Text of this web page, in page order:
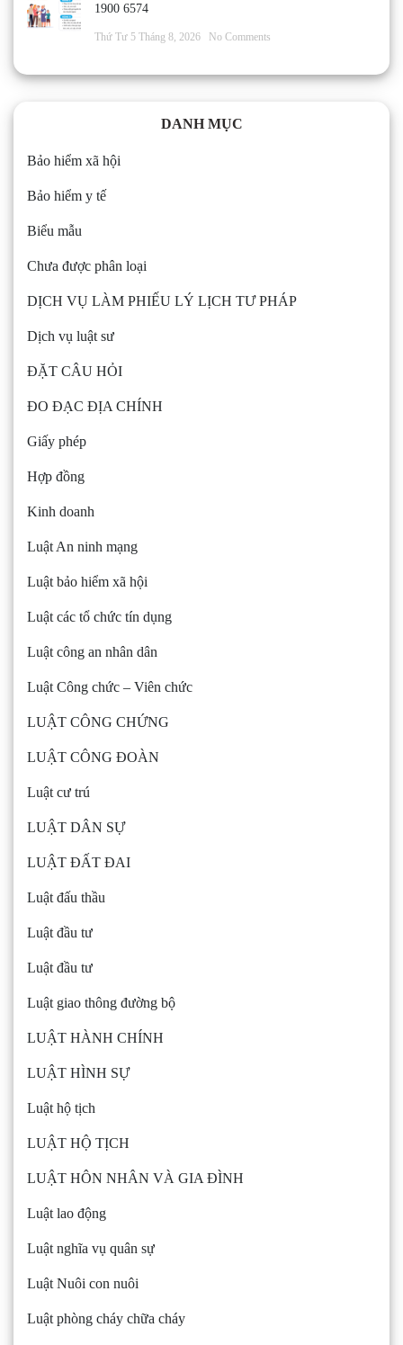
1900 6574
Thứ Tư 5 Tháng 8, 2026 No Comments
DANH MỤC
Bảo hiểm xã hội
Bảo hiểm y tế
Biểu mẫu
Chưa được phân loại
DỊCH VỤ LÀM PHIẾU LÝ LỊCH TƯ PHÁP
Dịch vụ luật sư
ĐẶT CÂU HỎI
ĐO ĐẠC ĐỊA CHÍNH
Giấy phép
Hợp đồng
Kinh doanh
Luật An ninh mạng
Luật bảo hiểm xã hội
Luật các tổ chức tín dụng
Luật công an nhân dân
Luật Công chức – Viên chức
LUẬT CÔNG CHỨNG
LUẬT CÔNG ĐOÀN
Luật cư trú
LUẬT DÂN SỰ
LUẬT ĐẤT ĐAI
Luật đấu thầu
Luật đầu tư
Luật đầu tư
Luật giao thông đường bộ
LUẬT HÀNH CHÍNH
LUẬT HÌNH SỰ
Luật hộ tịch
LUẬT HỘ TỊCH
LUẬT HÔN NHÂN VÀ GIA ĐÌNH
Luật lao động
Luật nghĩa vụ quân sự
Luật Nuôi con nuôi
Luật phòng cháy chữa cháy